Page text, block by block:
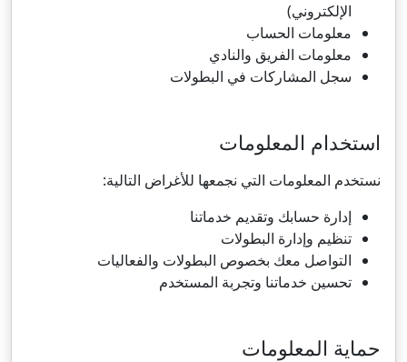
الإلكتروني)
معلومات الحساب
معلومات الفريق والنادي
سجل المشاركات في البطولات
استخدام المعلومات
نستخدم المعلومات التي نجمعها للأغراض التالية:
إدارة حسابك وتقديم خدماتنا
تنظيم وإدارة البطولات
التواصل معك بخصوص البطولات والفعاليات
تحسين خدماتنا وتجربة المستخدم
حماية المعلومات